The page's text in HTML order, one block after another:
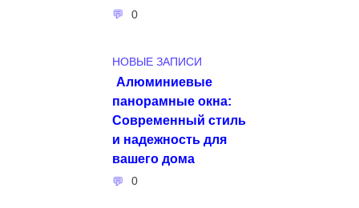
0
НОВЫЕ ЗАПИСИ
Алюминиевые
панорамные окна:
Современный стиль
и надежность для
вашего дома
0